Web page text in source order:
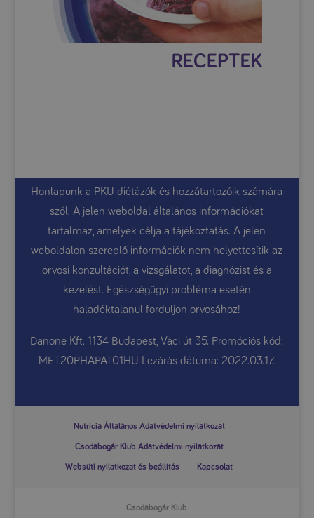
Honlapunk a PKU diétázók és hozzátartozóik számára
szól. A jelen weboldal általános információkat
tartalmaz, amelyek célja a tájékoztatás. A jelen
weboldalon szereplő információk nem helyettesítik az
orvosi konzultációt, a vizsgálatot, a diagnózist és a
kezelést. Egészségügyi probléma esetén
haladéktalanul forduljon orvosához!
Danone Kft. 1134 Budapest, Váci út 35. Promóciós kód:
MET20PHAPAT01HU Lezárás dátuma: 2022.03.17.
Nutricia Általános Adatvédelmi nyilatkozat
Csodabogár Klub Adatvédelmi nyilatkozat
Websüti nyilatkozat és beállítás Kapcsolat
Csodabogár Klub